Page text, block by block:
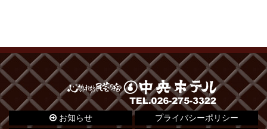
お知らせ
プライバシーポリシー